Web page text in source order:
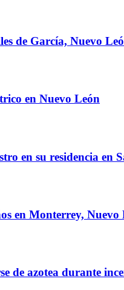
de García, Nuevo
en Nuevo León
en su residencia en
en Monterrey, Nuevo
de azotea durante